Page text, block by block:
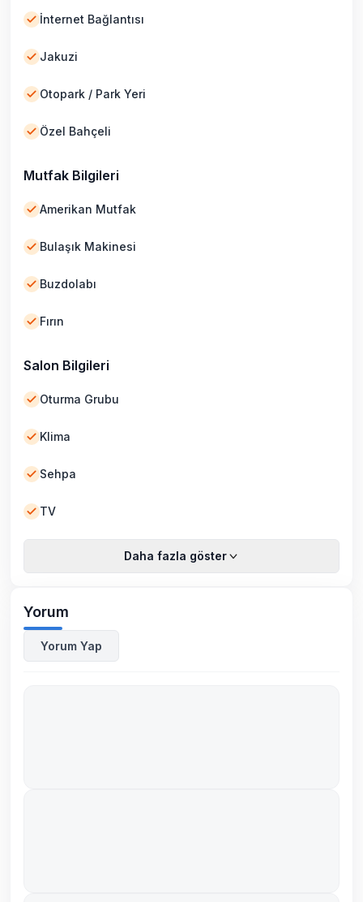
İnternet Bağlantısı
Jakuzi
Otopark / Park Yeri
Özel Bahçeli
Mutfak Bilgileri
Amerikan Mutfak
Bulaşık Makinesi
Buzdolabı
Fırın
Salon Bilgileri
Oturma Grubu
Klima
Sehpa
TV
Daha fazla göster
Yorum
Yorum Yap